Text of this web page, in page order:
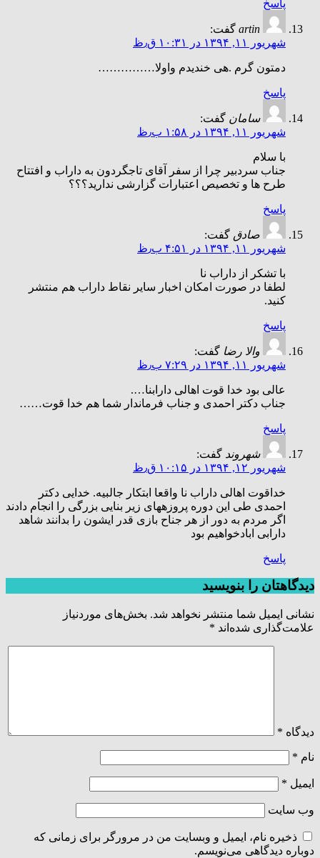
پاسخ
artin گفت:
شهریور ۱۱, ۱۳۹۴ در ۱۰:۳۱ ق٫ظ
دمتون گرم .هی خندیدم واولا……………
پاسخ
سامان گفت:
شهریور ۱۱, ۱۳۹۴ در ۱:۵۸ ب٫ظ
با سلام
جناب سردبیر چرا از سفر آقای تاجگردون به داراب و افتتاح
طرح ها و تخصیص اعتبارات گزارشی ندارید؟؟؟
پاسخ
صادق گفت:
شهریور ۱۱, ۱۳۹۴ در ۴:۵۱ ب٫ظ
با تشکر از داراب نا
لطفا در صورت امکان اخبار سایر نقاط داراب هم منتشر
کنید.
پاسخ
والا رضا گفت:
شهریور ۱۱, ۱۳۹۴ در ۷:۲۹ ب٫ظ
عالی بود خدا قوت اهالی دارابنا….
جناب دکتر احمدی و جناب فرماندار شما هم خدا قوت……
پاسخ
شهروند گفت:
شهریور ۱۲, ۱۳۹۴ در ۱۰:۱۵ ق٫ظ
خداقوت اهالی داراب نا واقعا ابتکار جالبیه. خدایی دکتر
احمدی طی این دوره پروزههای زیر بنایی بزرگی را انجام دادند
اگر مردم به دور از هر جناح بازی قدر ایشون را بدانند شاهد
دارابی ابادخواهیم بود
پاسخ
دیدگاهتان را بنویسید
نشانی ایمیل شما منتشر نخواهد شد. بخش‌های موردنیاز
علامت‌گذاری شده‌اند *
دیدگاه *
نام *
ایمیل *
وب‌ سایت
ذخیره نام، ایمیل و وبسایت من در مرورگر برای زمانی که
دوباره دیدگاهی می‌نویسم.